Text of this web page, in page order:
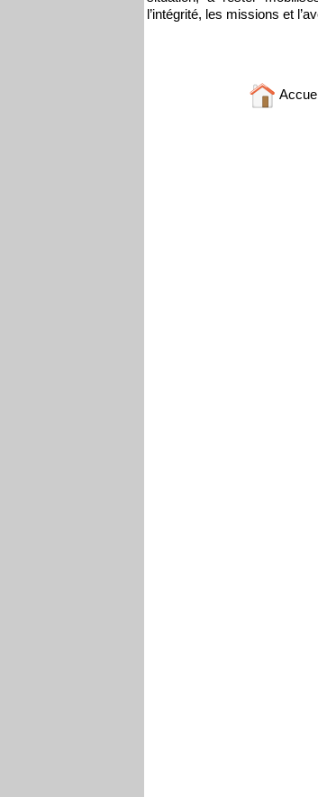
l’intégrité, les missions et